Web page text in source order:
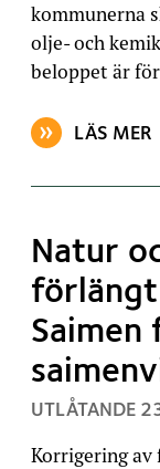
kommunerna
olje- och
beloppet är
LÄS MER
OM ARTIKELN:
Natur
UTLÅTANDE ,
Korrigering av